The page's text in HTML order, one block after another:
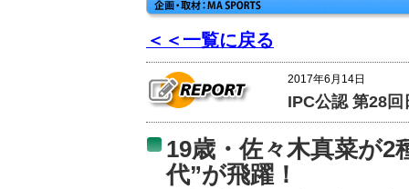
＜＜一覧に戻る
2017年6月14日
IPC公認 第28
19歳・佐々木真菜が2
代”が飛躍！